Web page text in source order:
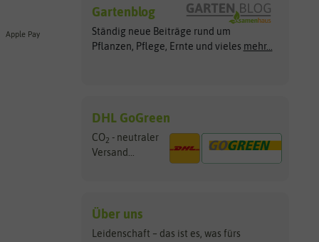
Apple Pay
Gartenblog
Ständig neue Beiträge rund um
Pflanzen, Pflege, Ernte und vieles mehr...
DHL GoGreen
CO2 - neutraler
Versand...
Über uns
Leidenschaft – das ist es, was fürs